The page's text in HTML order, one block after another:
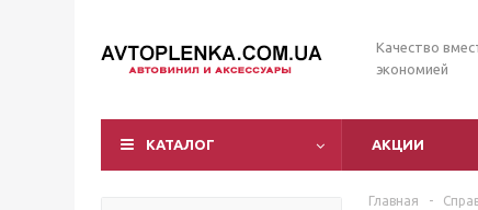
Качество
экономией
КАТАЛОГ АКЦИИ
Главная -